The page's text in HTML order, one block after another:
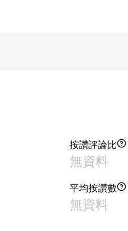
按讚評論比
無資料
平均按讚數
無資料